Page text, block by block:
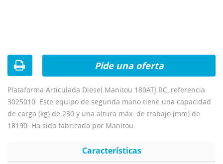
Plataforma Articulada Diesel Manitou 180ATJ RC, referencia
3025010. Este equipo de segunda mano tiene una capacidad
de carga (kg) de 230 y una altura máx. de trabajo (mm) de
18190. Ha sido fabricado por Manitou.
Pide una oferta
Características